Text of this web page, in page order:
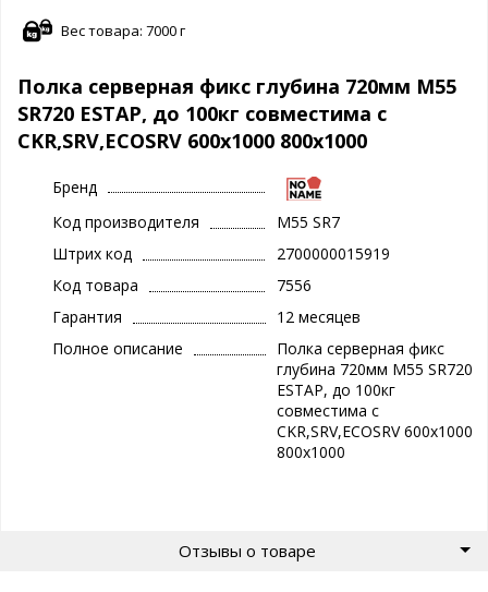
Вес товара: 7000 г
Полка серверная фикс глубина 720мм M55
SR720 ESTAP, до 100кг совместима с
CKR,SRV,ECOSRV 600x1000 800x1000
Бренд
Код производителя
M55 SR7
Штрих код
2700000015919
Код товара
7556
Гарантия
12 месяцев
Полное описание
Полка серверная фикс
глубина 720мм M55 SR720
ESTAP, до 100кг
совместима с
CKR,SRV,ECOSRV 600x1000
800x1000
Отзывы о товаре